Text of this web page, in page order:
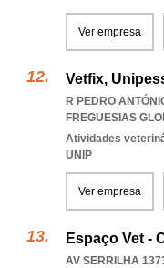
Ver empresa
Vetfix,
R PEDRO
FREGUESIAS
Atividades
UNIP
Ver empresa
Espaço Vet -
AV SERRILHA